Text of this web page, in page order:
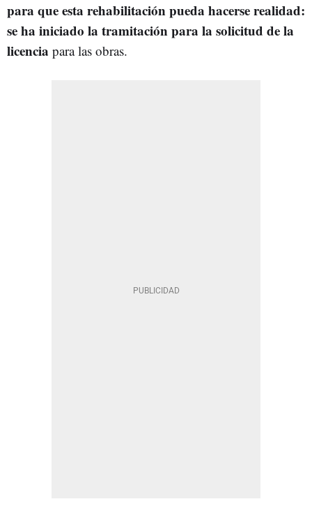
para que esta rehabilitación pueda hacerse realidad:
se ha iniciado la tramitación para la solicitud de la
licencia para las obras.